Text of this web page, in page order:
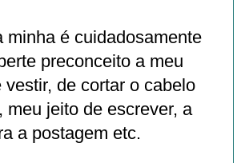
minha é cuidadosamente
preconceito a meu
de cortar o cabelo
meu jeito de escrever, a
a postagem etc.